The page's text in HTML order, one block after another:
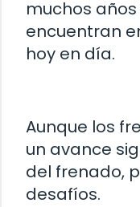
muchos
encuentran
hoy en día.
Aunque los
un avance
del frenado,
desafíos.